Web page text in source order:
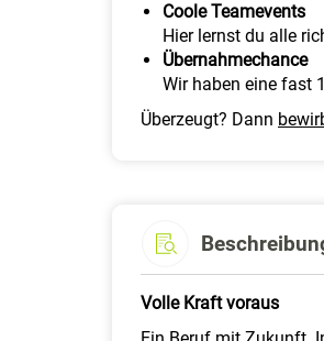
Coole Teamevents
Hier lernst du alle
Übernahmechance
Wir haben eine fast
Überzeugt? Dann
Volle Kraft voraus